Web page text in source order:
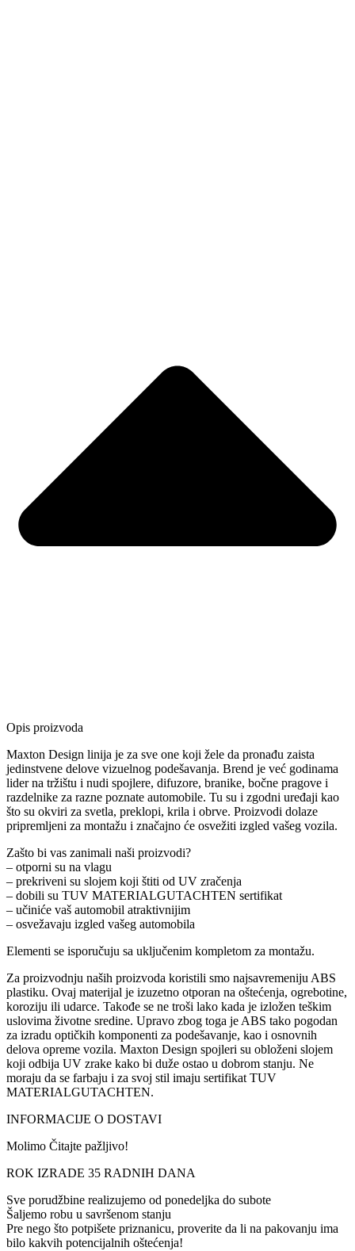
Opis proizvoda
Maxton Design linija je za sve one koji žele da pronađu zaista
jedinstvene delove vizuelnog podešavanja. Brend je već godinama
lider na tržištu i nudi spojlere, difuzore, branike, bočne pragove i
razdelnike za razne poznate automobile. Tu su i zgodni uređaji kao
što su okviri za svetla, preklopi, krila i obrve. Proizvodi dolaze
pripremljeni za montažu i značajno će osvežiti izgled vašeg vozila.
Zašto bi vas zanimali naši proizvodi?
– otporni su na vlagu
– prekriveni su slojem koji štiti od UV zračenja
– dobili su TUV MATERIALGUTACHTEN sertifikat
– učiniće vaš automobil atraktivnijim
– osvežavaju izgled vašeg automobila
Elementi se isporučuju sa uključenim kompletom za montažu.
Za proizvodnju naših proizvoda koristili smo najsavremeniju ABS
plastiku. Ovaj materijal je izuzetno otporan na oštećenja, ogrebotine,
koroziju ili udarce. Takođe se ne troši lako kada je izložen teškim
uslovima životne sredine. Upravo zbog toga je ABS tako pogodan
za izradu optičkih komponenti za podešavanje, kao i osnovnih
delova opreme vozila. Maxton Design spojleri su obloženi slojem
koji odbija UV zrake kako bi duže ostao u dobrom stanju. Ne
moraju da se farbaju i za svoj stil imaju sertifikat TUV
MATERIALGUTACHTEN.
INFORMACIJE O DOSTAVI
Molimo Čitajte pažljivo!
ROK IZRADE 35 RADNIH DANA
Sve porudžbine realizujemo od ponedeljka do subote
Šaljemo robu u savršenom stanju
Pre nego što potpišete priznanicu, proverite da li na pakovanju ima
bilo kakvih potencijalnih oštećenja!